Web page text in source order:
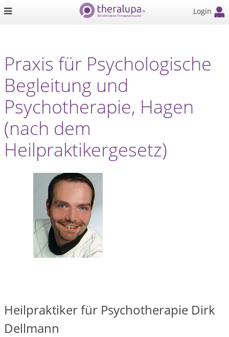
Login
Praxis für Psychologische
Begleitung und
Psychotherapie, Hagen
(nach dem
Heilpraktikergesetz)
Heilpraktiker für Psychotherapie Dirk
Dellmann